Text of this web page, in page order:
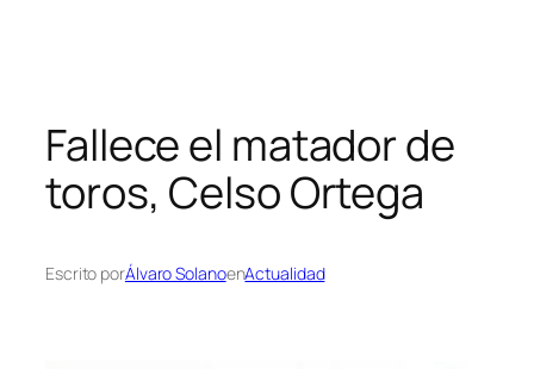
Fallece el matador de
toros, Celso Ortega
Escrito porÁlvaro SolanoenActualidad